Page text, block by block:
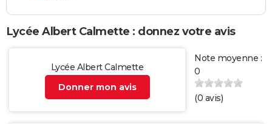
Lycée Albert Calmette : donnez votre avis
Lycée Albert Calmette
Donner mon avis
Note moyenne :
0
(0 avis)